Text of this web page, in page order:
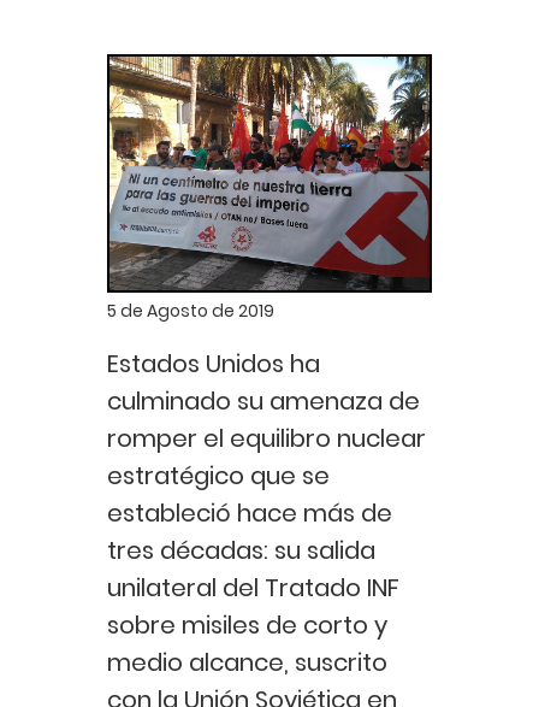
5 de Agosto de 2019
Estados Unidos ha
culminado su amenaza de
romper el equilibro nuclear
estratégico que se
estableció hace más de
tres décadas: su salida
unilateral del Tratado INF
sobre misiles de corto y
medio alcance, suscrito
con la Unión Soviética en